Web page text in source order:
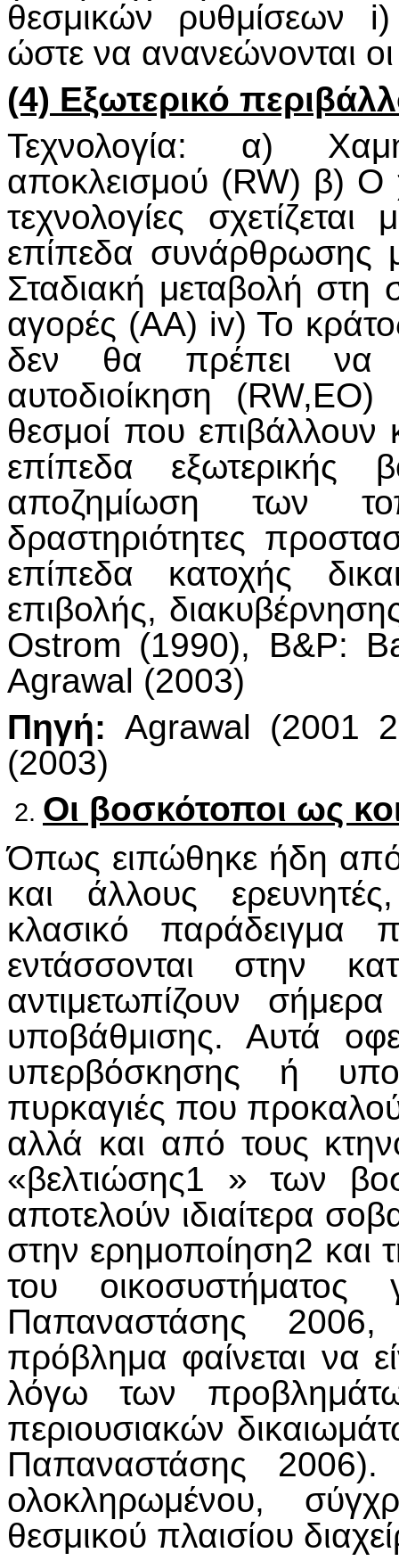
θεσμικών ρυθμίσεων
ώστε να ανανεώνονται
(4) Εξωτερικό
Τεχνολογία: α)
αποκλεισμού (RW) β) Ο
τεχνολογίες
επίπεδα συνάρθρωσης
Σταδιακή μεταβολή στη
αγορές (ΑΑ) iv) Το
δεν θα πρέπει να
αυτοδιοίκηση (RW,EO)
θεσμοί που
επίπεδα εξωτερικής
αποζημίωση των
δραστηριότητες
επίπεδα κατοχής
επιβολής,
Ostrom (1990), B&P:
Agrawal (2003)
Πηγή: Agrawal (2001
(2003)
Οι βοσκότοποι ως
Όπως ειπώθηκε ήδη
και άλλους
κλασικό παράδειγμα
εντάσσονται στην
αντιμετωπίζουν
υποβάθμισης. Αυτά
υπερβόσκησης ή
πυρκαγιές που
αλλά και από τους
«βελτιώσης1 » των
αποτελούν ιδιαίτερα
στην ερημοποίηση2 και
του οικοσυστήματος
Παπαναστάσης
πρόβλημα φαίνεται να
λόγω των
περιουσιακών
Παπαναστάσης
ολοκληρωμένου,
θεσμικού πλαισίου